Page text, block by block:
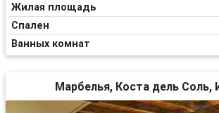
Жилая площадь
Спален
Ванных комнат
Марбелья, Коста дель Соль,